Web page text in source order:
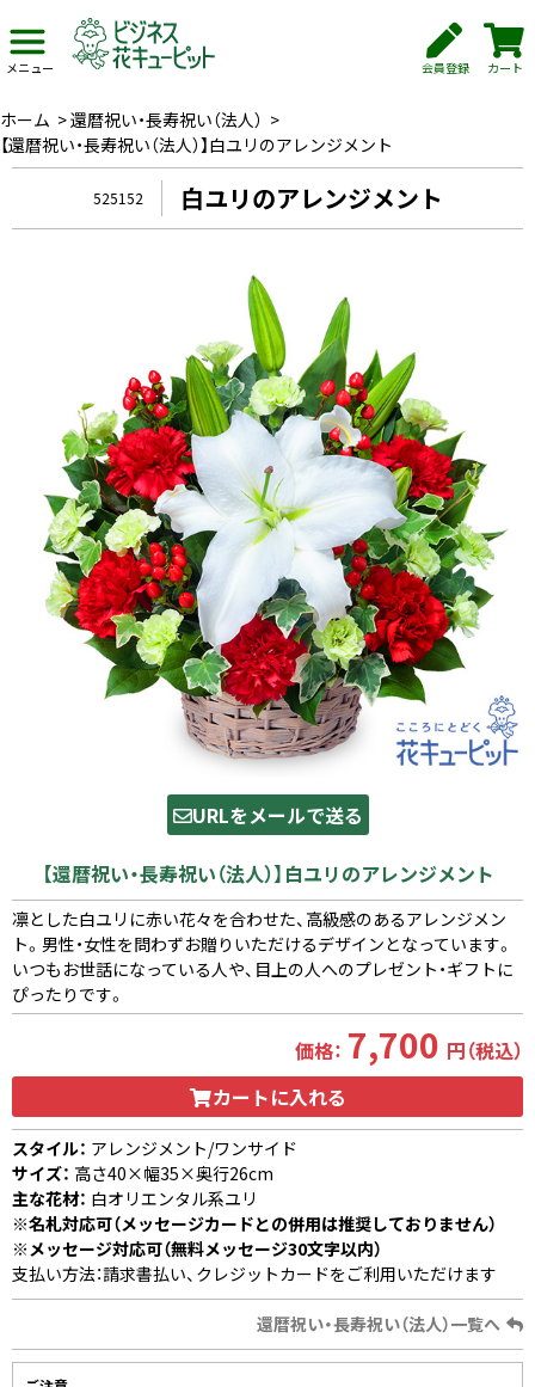
メニュー 会員登録 カート
ホーム >還暦祝い・長寿祝い（法人） >
【還暦祝い・長寿祝い（法人）】白ユリのアレンジメント
525152 白ユリのアレンジメント
URLをメールで送る
【還暦祝い・長寿祝い（法人）】白ユリのアレンジメント
凛とした白ユリに赤い花々を合わせた、高級感のあるアレンジメン
ト。男性・女性を問わずお贈りいただけるデザインとなっています。
いつもお世話になっている人や、目上の人へのプレゼント・ギフトに
ぴったりです。
価格： 7,700 円（税込）
カートに入れる
スタイル： アレンジメント/ワンサイド
サイズ： 高さ40×幅35×奥行26cm
主な花材： 白オリエンタル系ユリ
※名札対応可（メッセージカードとの併用は推奨しておりません）
※メッセージ対応可（無料メッセージ30文字以内）
支払い方法：請求書払い、クレジットカードをご利用いただけます
還暦祝い・長寿祝い（法人）一覧へ